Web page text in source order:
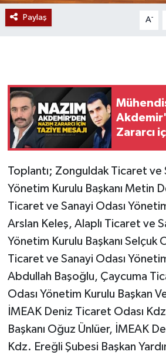
Paylaş A-
Zararcı
Toplantı; Zonguldak Ticaret ve
Yönetim Kurulu Başkanı Metin
Ticaret ve Sanayi Odası
Arslan Keleş, Alaplı Ticaret ve
Yönetim Kurulu Başkanı Selçuk
Ticaret ve Sanayi Odası
Abdullah Başoğlu, Çaycuma
Odası Yönetim Kurulu Başkan
İMEAK Deniz Ticaret Odası
Başkanı Oğuz Ünlüer, İMEAK
Kdz. Ereğli Şubesi Başkan
Ekonomi
GÜNDEM
İş ilanı
Kültür - Sanat
MAGAZİN
Politika
Resmi İlan
Röportaj
Sağlık